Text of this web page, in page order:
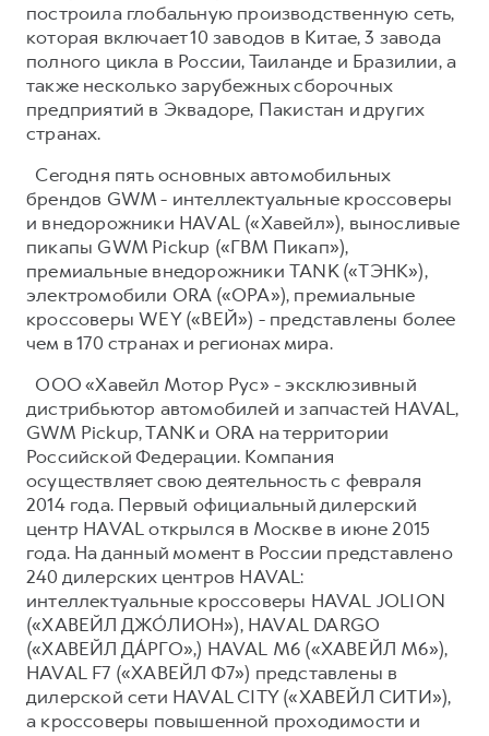
построила глобальную производственную сеть,
которая включает 10 заводов в Китае, 3 завода
полного цикла в России, Таиланде и Бразилии, а
также несколько зарубежных сборочных
предприятий в Эквадоре, Пакистан и других
странах.
Сегодня пять основных автомобильных
брендов GWM - интеллектуальные кроссоверы
и внедорожники HAVAL («Хавейл»), выносливые
пикапы GWM Pickup («ГВМ Пикап»),
премиальные внедорожники TANK («ТЭНК»),
электромобили ORA («ОРА»), премиальные
кроссоверы WEY («ВЕЙ») - представлены более
чем в 170 странах и регионах мира.
ООО «Хавейл Мотор Рус» - эксклюзивный
дистрибьютор автомобилей и запчастей HAVAL,
GWM Pickup, TANK и ORA на территории
Российской Федерации. Компания
осуществляет свою деятельность с февраля
2014 года. Первый официальный дилерский
центр HAVAL открылся в Москве в июне 2015
года. На данный момент в России представлено
240 дилерских центров HAVAL:
интеллектуальные кроссоверы HAVAL JOLION
(«ХАВЕЙЛ ДЖО́ЛИОН»), HAVAL DARGO
(«ХАВЕЙЛ ДА́РГО»,) HAVAL М6 («ХАВЕЙЛ M6»),
HAVAL F7 («ХАВЕЙЛ Ф7») представлены в
дилерской сети HAVAL CITY («ХАВЕЙЛ СИТИ»),
а кроссоверы повышенной проходимости и